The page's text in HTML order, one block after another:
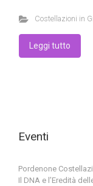
Costellazioni in
Leggi tutto
Eventi
Pordenone
Il DNA e l’Eredità